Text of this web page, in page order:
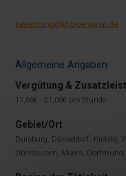
bewerbung@khb-personal.de
Allgemeine Angaben
Vergütung &
17,65€ - 21,00€ pro Stunde
Gebiet/Ort
Duisburg, Düsseldorf, Krefeld,
Oberhausen, Moers,